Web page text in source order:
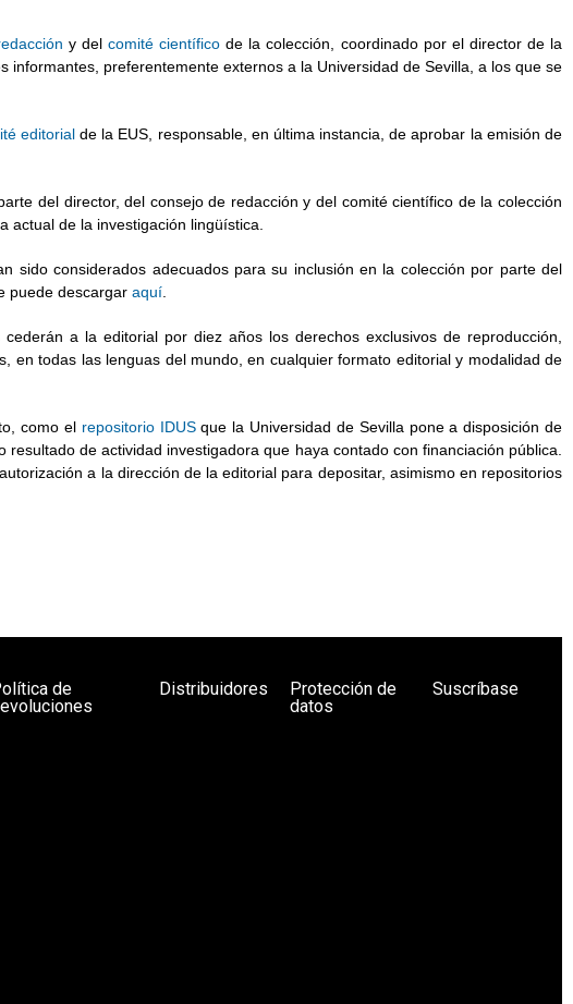
y delcomité científico de la colección, coordinado por el director de la
preferentemente externos a la Universidad de Sevilla, a los que se
editorialde la EUS, responsable, en última instancia, de aprobar la emisión de
del director, del consejo de redacción y del comité científico de la colección
actual de la investigación lingüística.
sido considerados adecuados para su inclusión en la colección por parte del
puede descargar aquí
a la editorial por diez años los derechos exclusivos de reproducción,
en todas las lenguas del mundo, en cualquier formato editorial y modalidad de
como el repositorio IDUSque la Universidad de Sevilla pone a disposición de
de actividad investigadora que haya contado con financiación pública.
a la dirección de la editorial para depositar, asimismo en repositorios
de
Distribuidores
Protección de
datos
Suscríbase